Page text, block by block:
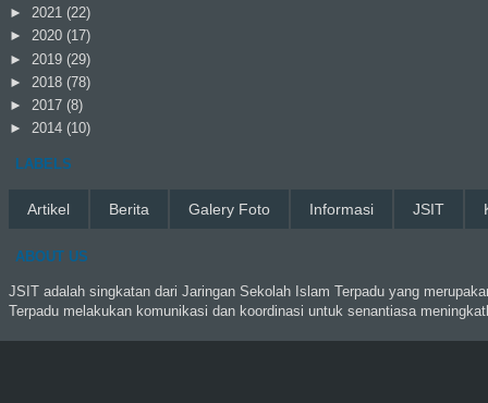
► 2021 (22)
► 2020 (17)
► 2019 (29)
► 2018 (78)
► 2017 (8)
► 2014 (10)
LABELS
Artikel Berita Galery Foto Informasi JSIT
ABOUT US
JSIT adalah singkatan dari Jaringan Sekolah Islam Terpadu yang
Terpadu melakukan komunikasi dan koordinasi untuk senantiasa